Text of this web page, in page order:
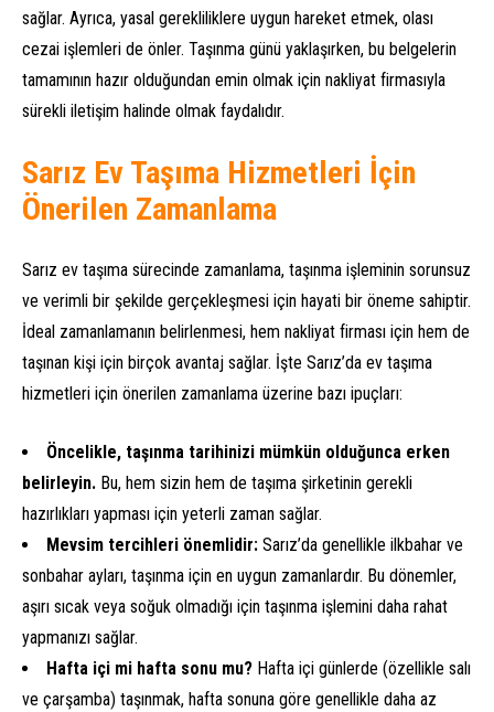
sağlar. Ayrıca, yasal gerekliliklere uygun hareket etmek, olası
cezai işlemleri de önler. Taşınma günü yaklaşırken, bu belgelerin
tamamının hazır olduğundan emin olmak için nakliyat firmasıyla
sürekli iletişim halinde olmak faydalıdır.
Sarız Ev Taşıma Hizmetleri İçin
Önerilen Zamanlama
Sarız ev taşıma sürecinde zamanlama, taşınma işleminin sorunsuz
ve verimli bir şekilde gerçekleşmesi için hayati bir öneme sahiptir.
İdeal zamanlamanın belirlenmesi, hem nakliyat firması için hem de
taşınan kişi için birçok avantaj sağlar. İşte Sarız’da ev taşıma
hizmetleri için önerilen zamanlama üzerine bazı ipuçları:
Öncelikle, taşınma tarihinizi mümkün olduğunca erken
belirleyin. Bu, hem sizin hem de taşıma şirketinin gerekli
hazırlıkları yapması için yeterli zaman sağlar.
Mevsim tercihleri önemlidir: Sarız’da genellikle ilkbahar ve
sonbahar ayları, taşınma için en uygun zamanlardır. Bu dönemler,
aşırı sıcak veya soğuk olmadığı için taşınma işlemini daha rahat
yapmanızı sağlar.
Hafta içi mi hafta sonu mu? Hafta içi günlerde (özellikle salı
ve çarşamba) taşınmak, hafta sonuna göre genellikle daha az